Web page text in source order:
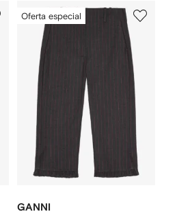
Oferta especial
GANNI